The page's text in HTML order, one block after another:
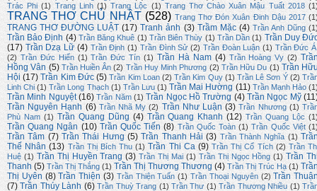
Trác Phi (1) Trang Linh (1) Trang Lộc (1) Trang Thơ Chào Xuân Mậu Tuất 2018
TRANG THƠ CHỦ NHẬT (528) Trang Thơ Đón Xuân Đinh Dậu 2017
TRANG THƠ ĐƯỜNG LUẬT (17) Tranh ảnh (3) Trầm Mặc (4) Trần Anh Dũng
Trần Bảo Định (4) Trần Băng Khuê (1) Trần Biên Thùy (1) Trần Dần (1) Trần Duy
(17) Trần Dzạ Lữ (4) Trần Định (1) Trần Đình Sử (2) Trần Đoàn Luận (1) Trần Đức
(2) Trần Đức Hiển (1) Trần Đức Tín (1) Trần Hà Nam (4) Trần Hoàng Vy (2)
Hồng Vân (5) Trần Huiền Ân (2) Trần Huy Minh Phương (2) Trần Hữu Du (1) Trần
Hội (17) Trần Kim Đức (5) Trần Kim Loan (2) Trần Kim Quy (1) Trần Lê Sơn Ý (2)
Linh Chi (1) Trần Long Thạch (1) Trần Lưu (1) Trần Mai Hường (11) Trần Mạnh Hảo
Trần Minh Nguyệt (16) Trần Năm (1) Trần Ngọc Hồ Trường (4) Trần Ngọc Mỹ
Trần Nguyên Hạnh (6) Trần Nhã My (2) Trần Như Luận (3) Trần Nhương (1)
Phù Nam (1) Trần Quang Dũng (4) Trần Quang Khanh (12) Trần Quang Lộc
Trần Quang Ngân (10) Trần Quốc Tiến (8) Trần Quốc Toàn (1) Trần Quốc Việt
Trần Tâm (7) Trần Thái Hưng (5) Trần Thanh Hải (3) Trần Thành Nghĩa (1)
Thế Nhân (13) Trần Thị Bích Thu (1) Trần Thi Ca (9) Trần Thị Cổ Tích (2) Trần
Huệ (1) Trần Thị Huyền Trang (3) Trần Thị Mai (1) Trần Thị Ngọc Hồng (1) Trần
Thanh (5) Trần Thị Thắng (1) Trần Thị Thương Thương (4) Trần Thị Trúc Hạ (1)
Thị Uyên (8) Trần Thiện (3) Trần Thiện Tuấn (1) Trần Thoại Nguyên (2) Trần
(7) Trần Thúy Lành (6) Trần Thuỳ Trang (1) Trần Thư (1) Trần Thương Nhiều (1)